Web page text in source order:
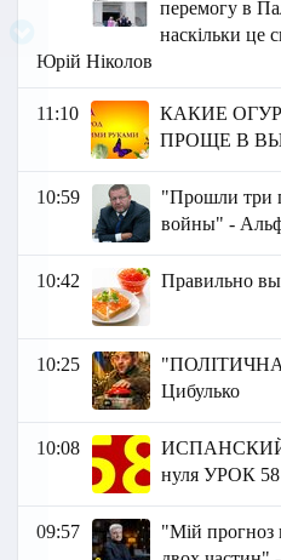
перемогу в
наскільки це
Юрій Ніколов
11:10
КАКИЕ
ПРОЩЕ В
10:59
"Прошли три
войны" -
10:42 Правильно
10:25
"ПОЛІТИЧНА
Цибулько
10:08
ИСПАНСКИЙ
нуля УРОК 58
09:57
"Мій прогноз